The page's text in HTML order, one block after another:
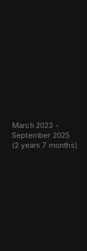
March 2023 -
September 2025
(2 years 7 months)